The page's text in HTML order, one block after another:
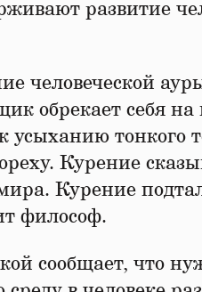
развитие
человеческой
обрекает себя на
усыханию тонкого
Курение
Курение
философ.
сообщает, что